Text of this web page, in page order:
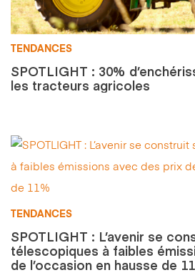
TENDANCES
SPOTLIGHT : 30%
les tracteurs agricoles
TENDANCES
SPOTLIGHT : L’avenir se
télescopiques à faibles
de l’occasion en hausse de